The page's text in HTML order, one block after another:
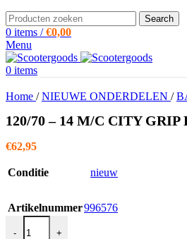
Search
0 items / €0,00
Menu
0 items
Home / NIEUWE ONDERDELEN /
120/70 – 14 M/C CITY GRIP
€62,95
Conditie nieuw
Artikelnummer996576
-
120/70 - 14 M/C CITY GRIP FRONT
+